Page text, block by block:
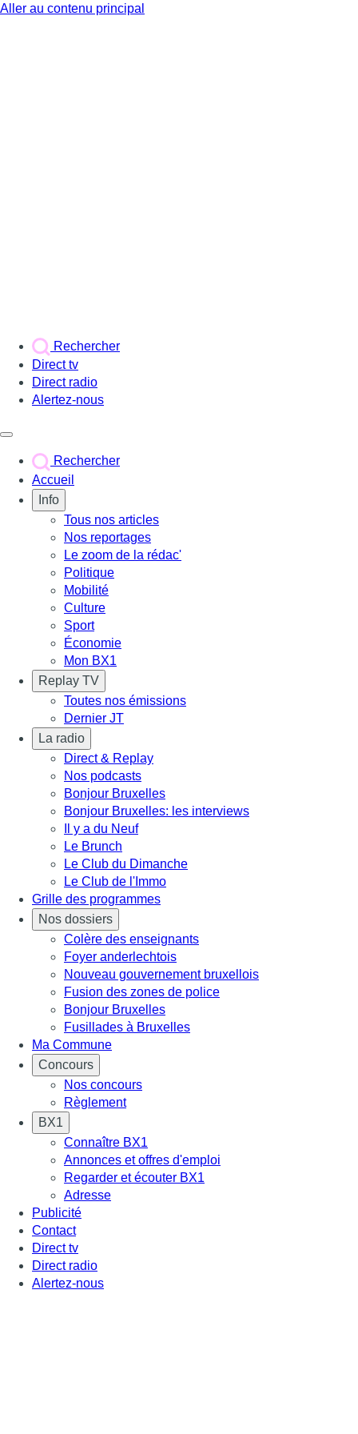
Aller au contenu principal
Rechercher
Direct tv
Direct radio
Alertez-nous
Rechercher
Accueil
Info
Tous nos articles
Nos reportages
Le zoom de la rédac'
Politique
Mobilité
Culture
Sport
Économie
Mon BX1
Replay TV
Toutes nos émissions
Dernier JT
La radio
Direct & Replay
Nos podcasts
Bonjour Bruxelles
Bonjour Bruxelles: les interviews
Il y a du Neuf
Le Brunch
Le Club du Dimanche
Le Club de l'Immo
Grille des programmes
Nos dossiers
Colère des enseignants
Foyer anderlechtois
Nouveau gouvernement bruxellois
Fusion des zones de police
Bonjour Bruxelles
Fusillades à Bruxelles
Ma Commune
Concours
Nos concours
Règlement
BX1
Connaître BX1
Annonces et offres d'emploi
Regarder et écouter BX1
Adresse
Publicité
Contact
Direct tv
Direct radio
Alertez-nous